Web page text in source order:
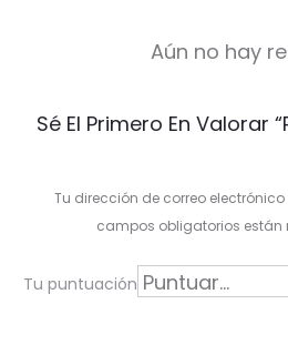
V
a
r
Aún no hay
Sé El Primero En Valorar
Tu dirección de correo
campos obligatorios
Tu puntuación